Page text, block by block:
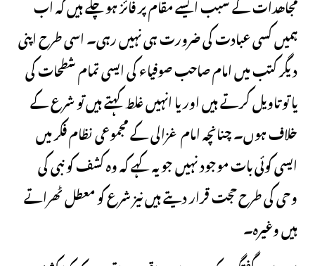
ہمیں کسی عبادت کی ضرورت ہی نہیں رہی۔ اسی طرح اپنی
دیگر کتب میں امام صاحب صوفیاء کی ایسی تمام شطحات کی
یا تو تاویل کرتے ہیں اور یا انہیں غلط کہتے ہیں تو شرع کے
خلاف ہوں۔ چنانچہ امام غزالی کے مجموعی نظام فکر میں
ایسی کوئی بات موجود نہیں جو یہ کہے کہ وہ کشف کو نبی کی
وحی کی طرح حجت قرار دیتے ہیں نیز شرع کو معطل ٹھراتے
ہیں وغیرہ۔